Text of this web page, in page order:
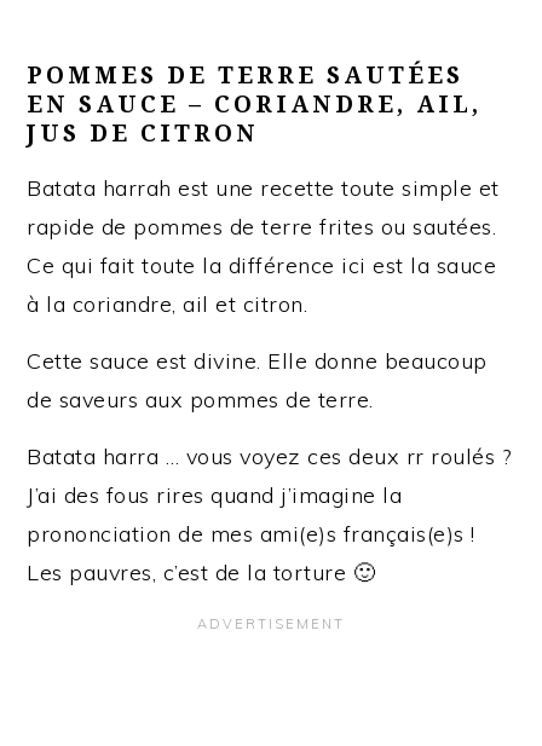
POMMES DE TERRE SAUTÉES
EN SAUCE – CORIANDRE, AIL,
JUS DE CITRON
Batata harrah est une recette toute simple et
rapide de pommes de terre frites ou sautées.
Ce qui fait toute la différence ici est la sauce
à la coriandre, ail et citron.
Cette sauce est divine. Elle donne beaucoup
de saveurs aux pommes de terre.
Batata harra … vous voyez ces deux rr roulés ?
J’ai des fous rires quand j’imagine la
prononciation de mes ami(e)s français(e)s !
Les pauvres, c’est de la torture 🙂